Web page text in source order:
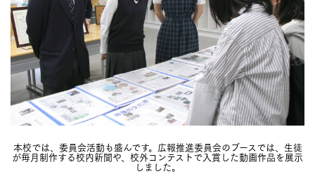
本校では、委員会活動も盛んです。広報推進委員会のブースでは、生徒
が毎月制作する校内新聞や、校外コンテストで入賞した動画作品を展示
しました。